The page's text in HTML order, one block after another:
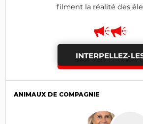
filment la réalité des
INTERPELLEZ-
ANIMAUX DE COMPAGNIE